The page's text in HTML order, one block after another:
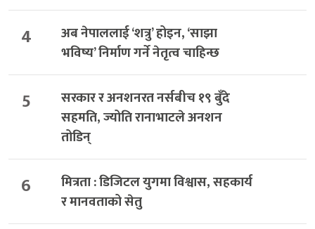
4
अब नेपाललाई ‘शत्रु’ होइन, ‘साझा
भविष्य’ निर्माण गर्ने नेतृत्व चाहिन्छ
5
सरकार र अनशनरत नर्सबीच १९ बुँदे
सहमति, ज्योति रानाभाटले अनशन
तोडिन्
6
मित्रता : डिजिटल युगमा विश्वास, सहकार्य
र मानवताको सेतु